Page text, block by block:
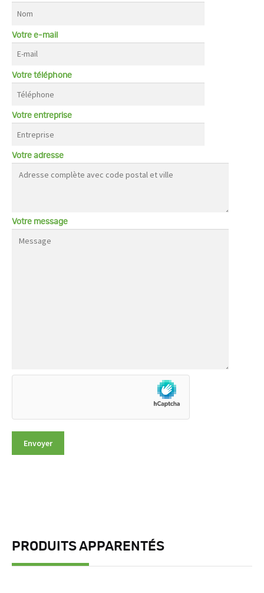
Votre e-mail
Votre téléphone
Votre entreprise
Votre adresse
Votre message
PRODUITS APPARENTÉS